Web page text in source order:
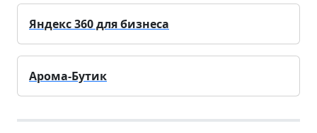
Яндекс 360 для бизнеса
Арома-Бутик